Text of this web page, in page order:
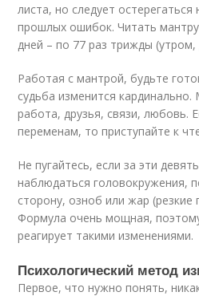
листа, но следует
прошлых ошибок. Читать
дней – по 77 раз трижды
Работая с мантрой, будьте
судьба изменится
работа, друзья, связи, любовь.
переменам, то приступайте к
Не пугайтесь, если за эти
наблюдаться головокружения,
сторону, озноб или жар
Формула очень мощная,
реагирует такими изменениями.
Психологический метод
Первое, что нужно понять,